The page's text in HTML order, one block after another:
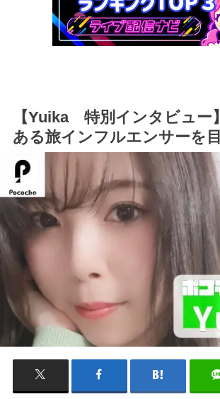
【Yuika 特別インタビュー
ある旅インフルエンサーを